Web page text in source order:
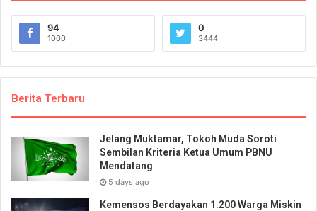
94
1000
0
3444
Berita Terbaru
Jelang Muktamar, Tokoh Muda Soroti
Sembilan Kriteria Ketua Umum PBNU
Mendatang
5 days ago
Kemensos Berdayakan 1.200 Warga Miskin